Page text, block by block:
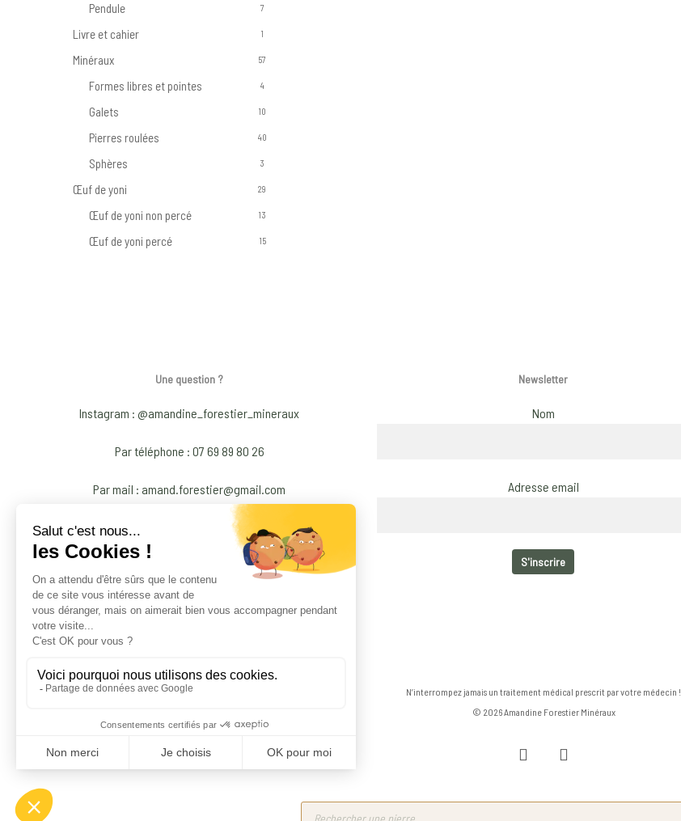
Pendule 7
Livre et cahier 1
Minéraux 57
Formes libres et pointes 4
Galets 10
Pierres roulées 40
Sphères 3
Œuf de yoni 29
Œuf de yoni non percé 13
Œuf de yoni percé 15
Une question ?
Instagram : @amandine_forestier_mineraux
Par téléphone : 07 69 89 80 26
Par mail : amand.forestier@gmail.com
Newsletter
Nom
Adresse email
N’interrompez jamais un traitement médical prescrit par votre médecin !
© 2026 Amandine Forestier Minéraux
facebook instagram
Products